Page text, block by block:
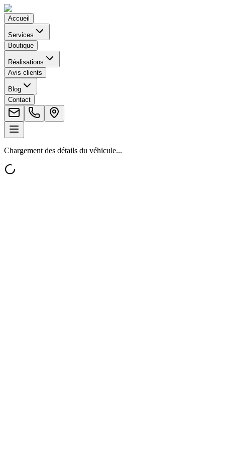
Accueil
Services
Boutique
Réalisations
Avis clients
Blog
Contact
Chargement des détails du véhicule...